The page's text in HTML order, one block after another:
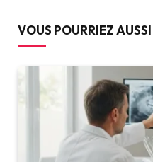
VOUS POURRIEZ AUSSI